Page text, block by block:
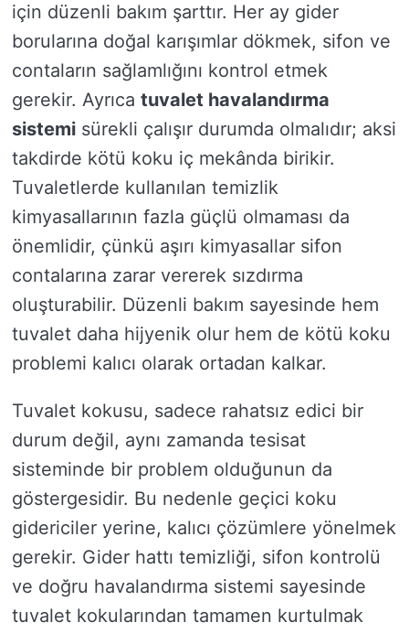
için düzenli bakım şarttır. Her ay gider
borularına doğal karışımlar dökmek, sifon ve
contaların sağlamlığını kontrol etmek
gerekir. Ayrıca tuvalet havalandırma
sistemi sürekli çalışır durumda olmalıdır; aksi
takdirde kötü koku iç mekânda birikir.
Tuvaletlerde kullanılan temizlik
kimyasallarının fazla güçlü olmaması da
önemlidir, çünkü aşırı kimyasallar sifon
contalarına zarar vererek sızdırma
oluşturabilir. Düzenli bakım sayesinde hem
tuvalet daha hijyenik olur hem de kötü koku
problemi kalıcı olarak ortadan kalkar.
Tuvalet kokusu, sadece rahatsız edici bir
durum değil, aynı zamanda tesisat
sisteminde bir problem olduğunun da
göstergesidir. Bu nedenle geçici koku
gidericiler yerine, kalıcı çözümlere yönelmek
gerekir. Gider hattı temizliği, sifon kontrolü
ve doğru havalandırma sistemi sayesinde
tuvalet kokularından tamamen kurtulmak